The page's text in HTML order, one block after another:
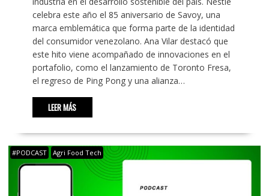
celebra este año el 85 aniversario de Savoy, una
marca emblemática que forma parte de la identidad
del consumidor venezolano. Ana Vilar destacó que
este hito viene acompañado de innovaciones en el
portafolio, como el lanzamiento de Toronto Fresa,
el regreso de Ping Pong y una alianza…
LEER MÁS
#PODCAST Agri Food Tech